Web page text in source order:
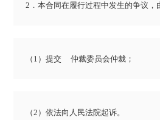
2．本合同在履行过程中发生的争议
（1）提交     仲裁委员会仲裁；
（2）依法向人民法院起诉。